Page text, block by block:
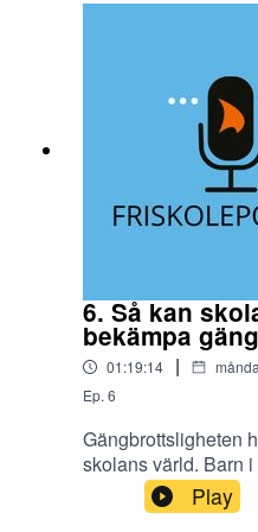
6. Så kan
bekämpa
01:19:14 |
Ep. 6
Gängbrottsligheten
skolans värld. Barn
rekryteras som
Elever är både
Play